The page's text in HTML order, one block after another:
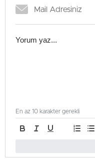
En az 10 karakter gerekli